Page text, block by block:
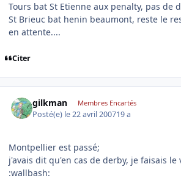
Tours bat St Etienne aux penalty, pas de
St Brieuc bat henin beaumont, reste le
en attente....
Citer
gilkman Membres Encartés
Posté(e) le 22 avril 200719 a
Montpellier est passé;
j'avais dit qu'en cas de derby, je faisais le
:wallbash: